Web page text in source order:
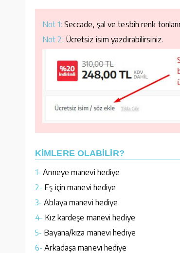
Not 1: Seccade, şal ve tesbih renk
Not 2: Ücretsiz isim yazdırabilirsiniz.
KİMLERE OLABİLİR?
1- Anneye manevi hediye
2- Eş için manevi hediye
3- Ablaya manevi hediye
4- Kız kardeşe manevi hediye
5- Bayana/kıza manevi hediye
6- Arkadaşa manevi hediye